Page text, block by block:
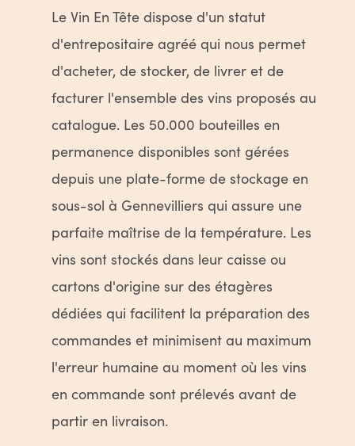
Le Vin En Tête dispose d'un statut
d'entrepositaire agréé qui nous permet
d'acheter, de stocker, de livrer et de
facturer l'ensemble des vins proposés au
catalogue. Les 50.000 bouteilles en
permanence disponibles sont gérées
depuis une plate-forme de stockage en
sous-sol à Gennevilliers qui assure une
parfaite maîtrise de la température. Les
vins sont stockés dans leur caisse ou
cartons d'origine sur des étagères
dédiées qui facilitent la préparation des
commandes et minimisent au maximum
l'erreur humaine au moment où les vins
en commande sont prélevés avant de
partir en livraison.